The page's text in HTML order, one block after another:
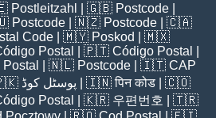
Postleitzahl | 🇬🇧 Postcode
Postcode | 🇳🇿 Postcode | 🇨🇦
Code | 🇲🇾 Poskod
| 🇲🇽
Postal | 🇵🇹 Código Postal
| 🇳🇱 Postcode | 🇮🇹 CAP
پوسٹل کوڈ | 🇮🇳पिन कोड | 🇨🇴
Postal | 🇰🇷 우편번호
| 🇹🇷